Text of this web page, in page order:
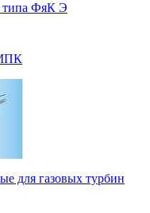
типа ФяК Э
для газовых турбин